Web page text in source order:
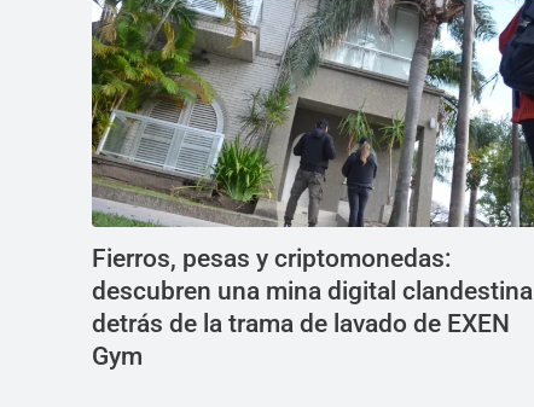
Fierros, pesas y criptomonedas:
descubren una mina digital clandestina
detrás de la trama de lavado de EXEN
Gym